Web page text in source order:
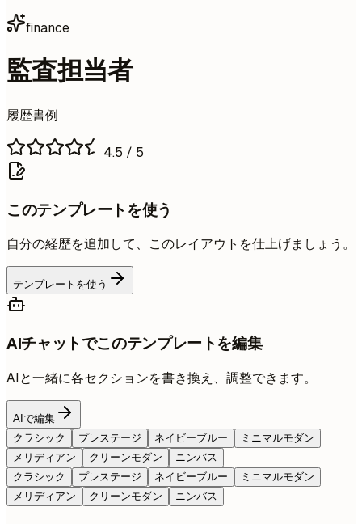
finance
監査担当者
履歴書例
4.5 / 5
このテンプレートを使う
自分の経歴を追加して、このレイアウトを仕上げましょう。
テンプレートを使う
AIチャットでこのテンプレートを編集
AIと一緒に各セクションを書き換え、調整できます。
AIで編集
クラシック
プレステージ ネイビーブルー
ミニマルモダン
メリディアン
クリーンモダン
ニンバス
クラシック
プレステージ ネイビーブルー
ミニマルモダン
メリディアン
クリーンモダン ニンバス